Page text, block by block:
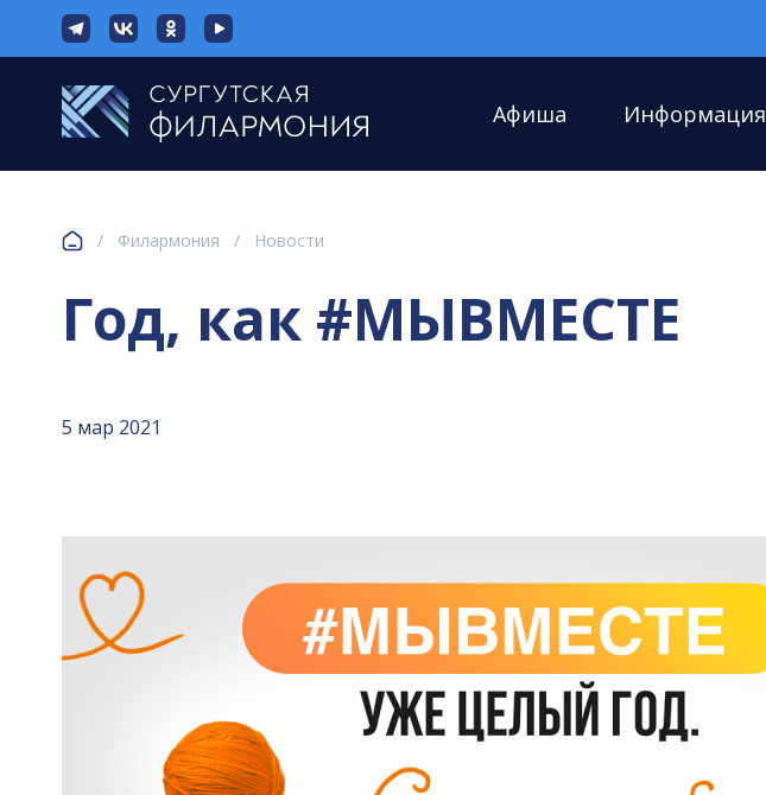
Афиша Информация
/ Филармония / Новости
Год, как #МЫВМЕСТЕ
5 мар 2021